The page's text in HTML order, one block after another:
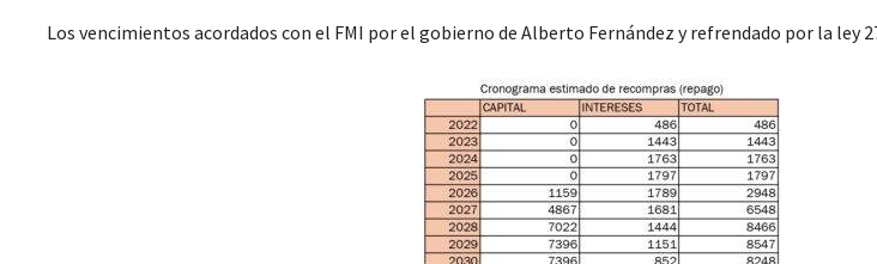
Los vencimientos acordados con el FMI por el gobierno de Alberto Fernández y refrendado por la ley